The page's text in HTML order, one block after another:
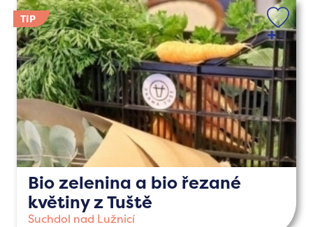
Bio zelenina a bio řezané
květiny z Tuště
Suchdol nad Lužnicí